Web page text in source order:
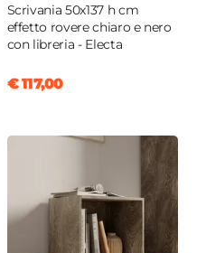
Scrivania 50x137 h cm
effetto rovere chiaro e nero
con libreria - Electa
€ 117,00